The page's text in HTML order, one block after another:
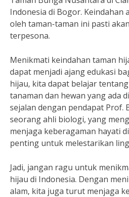
Indonesia di Bogor. Keindahan
oleh taman-taman ini pasti
terpesona.
Menikmati keindahan taman
dapat menjadi ajang edukasi
hijau, kita dapat belajar
tanaman dan hewan yang ada
sejalan dengan pendapat Prof.
seorang ahli biologi, yang
menjaga keberagaman hayati
penting untuk melestarikan
Jadi, jangan ragu untuk
hijau di Indonesia. Dengan
alam, kita juga turut menjaga